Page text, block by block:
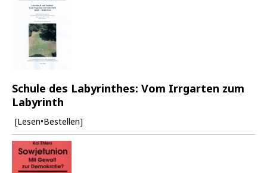
Schule des Labyrinthes: Vom Irrgarten zum
Labyrinth
[Lesen•Bestellen]